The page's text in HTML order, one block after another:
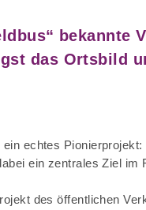
bekannte
das Ortsbild
echtes
ein zentrales Ziel
des öffentlichen